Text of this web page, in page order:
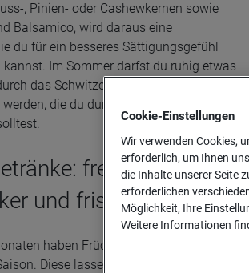
, Pinien- oder Cashewkernen sowie
Balsamico, wird daraus eine
du für ein besseres Sättigungsgefühl
kannst. Im Sommer darfst du ruhig etwas
das Schwitzen Salze
die du durch die Ernährung
frei von
und frisch
haben Früchte wie Apfel, Pfirsich
Diese lassen sich nicht nur pur
Cookie-­Einstellungen
Wir verwenden Cookies,
erforderlich, um Ihnen
die Inhalte unserer Seite
erforderlichen
Möglichkeit, Ihre
Weitere Informationen